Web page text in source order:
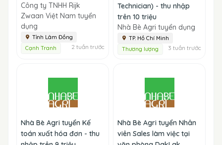
Công ty TNHH Rijk
Zwaan Việt Nam tuyển
dụng
Tỉnh Lâm Đồng
Cạnh Tranh
2 tuần trước
Technician) - thu nhập
trên 10 triệu
Nhà Bè Agri tuyển dụng
TP. Hồ Chí Minh
Thương lượng
3 tuần trước
Nhà Bè Agri tuyển Kế
toán xuất hóa đơn - thu
Nhà Bè Agri tuyển Nhân
viên Sales làm việc tại